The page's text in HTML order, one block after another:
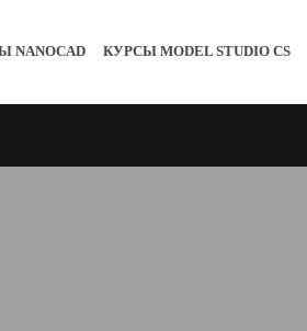
NANOCAD КУРСЫ MODEL STUDIO CS